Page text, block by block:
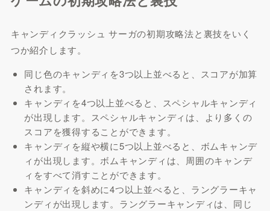
キャンディクラッシュ サーガの初期攻略法と裏技をいく
つか紹介します。
同じ色のキャンディを3つ以上並べると、スコアが加算
されます。
キャンディを4つ以上並べると、スペシャルキャンディ
が出現します。スペシャルキャンディは、より多くの
スコアを獲得することができます。
キャンディを縦や横に5つ以上並べると、ボムキャンデ
ィが出現します。ボムキャンディは、周囲のキャンデ
ィをすべて消すことができます。
キャンディを斜めに4つ以上並べると、ラングラーキャ
ンディが出現します。ラングラーキャンディは、同じ